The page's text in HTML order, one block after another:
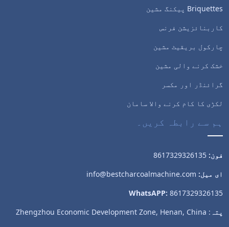
Briquettes پیکنگ مشین
کاربنائزیشن فرنس
چارکول بریقیٹ مشین
خشک کرنے والی مشین
گرائنڈر اور مکسر
لکڑی کا کام کرنے والا سامان
ہم سے رابطہ کریں۔
فون:
ای میل: info@bestcharcoalmachine.com
WhatsAPP: 8617329326135
پتہ : Zhengzhou Economic Development Zone, Henan, China
Whatsapp